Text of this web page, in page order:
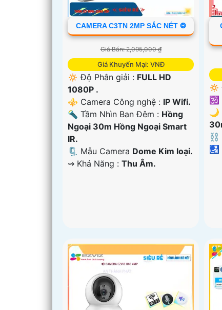
CAMERA C3TN 2MP SẮC NÉT ❂
Giá Bán: 2,095,000 ₫
Giá Khuyến Mại: VNĐ
🔅 Độ Phân giải : FULL HD
1080P .
⚜️ Camera Công nghệ : IP Wifi.
🔦 Tầm Nhìn Ban Đêm : Hồng
Ngoại 30m Hồng Ngoại Smart
IR.
🗜️ Mẫu Camera Dome Kim loại.
️⇝ Khả Năng : Thu Âm.
🔅
🕉️
🌙
⛓
️🛃